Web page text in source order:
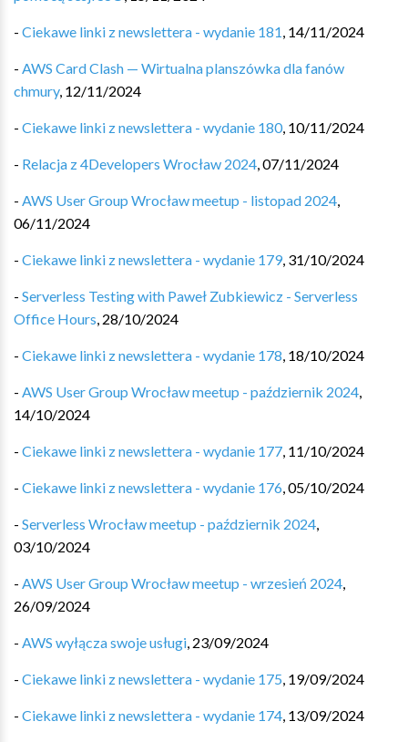
- Ciekawe linki z newslettera - wydanie 181, 14/11/2024
- AWS Card Clash — Wirtualna planszówka dla fanów
chmury, 12/11/2024
- Ciekawe linki z newslettera - wydanie 180, 10/11/2024
- Relacja z 4Developers Wrocław 2024,07/11/2024
- AWS User Group Wrocław meetup - listopad 2024,
06/11/2024
- Ciekawe linki z newslettera - wydanie 179, 31/10/2024
- Serverless Testing with Paweł Zubkiewicz - Serverless
Office Hours, 28/10/2024
- Ciekawe linki z newslettera - wydanie 178, 18/10/2024
- AWS User Group Wrocław meetup - październik 2024,
14/10/2024
- Ciekawe linki z newslettera - wydanie 177, 11/10/2024
- Ciekawe linki z newslettera - wydanie 176,05/10/2024
- Serverless Wrocław meetup - październik 2024,
03/10/2024
- AWS User Group Wrocław meetup - wrzesień 2024,
26/09/2024
- AWS wyłącza swoje usługi, 23/09/2024
- Ciekawe linki z newslettera - wydanie 175, 19/09/2024
- Ciekawe linki z newslettera - wydanie 174, 13/09/2024